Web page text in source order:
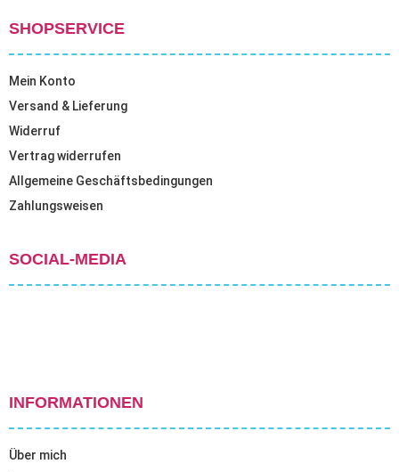
SHOPSERVICE
Mein Konto
Versand & Lieferung
Widerruf
Vertrag widerrufen
Allgemeine Geschäftsbedingungen
Zahlungsweisen
SOCIAL-MEDIA
INFORMATIONEN
Über mich